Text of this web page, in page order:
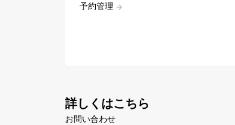
予約管理
詳しくはこちら
お問い合わせ